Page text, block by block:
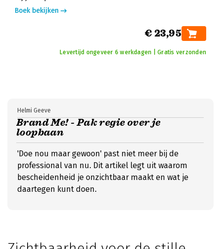
Boek bekijken
€ 23,95
Levertijd ongeveer 6 werkdagen | Gratis verzonden
Brand Me! - Pak regie over je
loopbaan
Helmi Geeve
'Doe nou maar gewoon' past niet meer bij de
professional van nu. Dit artikel legt uit waarom
bescheidenheid je onzichtbaar maakt en wat je
daartegen kunt doen.